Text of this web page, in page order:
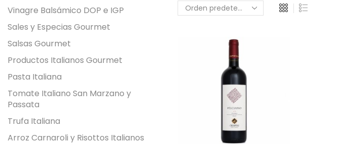
Vinagre Balsámico DOP e IGP
Sales y Especias Gourmet
Salsas Gourmet
Productos Italianos Gourmet
Pasta Italiana
Tomate Italiano San Marzano y
Passata
Trufa Italiana
Arroz Carnaroli y Risottos Italianos